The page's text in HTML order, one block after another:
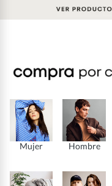
Mujer Hombre